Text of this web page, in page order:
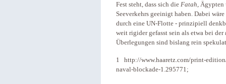
Fest steht, dass sich die Fatah ,
Seeverkehrs geeinigt haben. Dabei
durch eine UN-Flotte - prinzipiell
weit rigider gefasst sein als etwa bei der
Überlegungen sind bislang rein
1 http://www.haaretz.com/print-
naval-blockade-1.295771;